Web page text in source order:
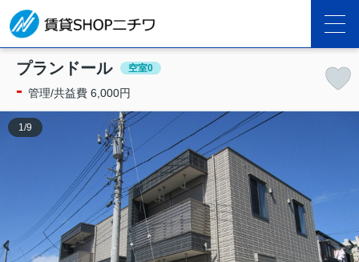
プランドール 空室0
- 管理/共益費 6,000円
1 /9